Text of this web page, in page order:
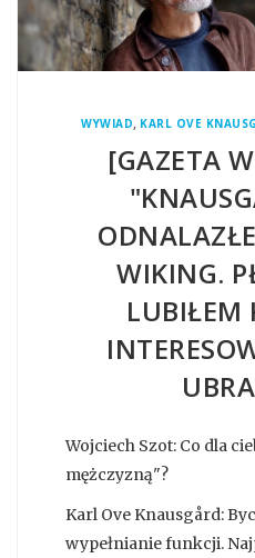
WYWIAD, KARL OVE
[GAZETA
WIKING.
LUBIŁEM
Wojciech Szot: Co dla
mężczyzną"?
Karl Ove Knausgård:
wypełnianie funkcji.